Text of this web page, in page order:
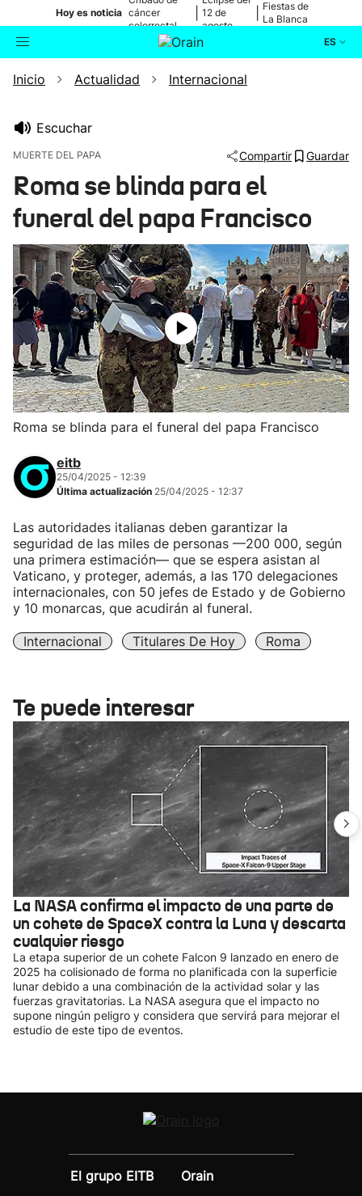
Hoy es noticia cáncer
colorrectal
12 de
agosto
Fiestas de
La Blanca
ES
Buscador Actualidad
Ikusmiran
Eguraldia
Inicio Actualidad Internacional
Escuchar
MUERTE DEL PAPA Compartir Guardar
Roma se blinda para el
funeral del papa Francisco
Roma se blinda para el funeral del papa Francisco
eitb
25/04/2025 - 12:39
Última actualización 25/04/2025 - 12:37
Las autoridades italianas deben garantizar la
seguridad de las miles de personas —200 000, según
una primera estimación— que se espera asistan al
Vaticano, y proteger, además, a las 170 delegaciones
internacionales, con 50 jefes de Estado y de Gobierno
y 10 monarcas, que acudirán al funeral.
Internacional Titulares De Hoy Roma
Te puede interesar
La NASA confirma el impacto de una parte de
un cohete de SpaceX contra la Luna y descarta
cualquier riesgo
La etapa superior de un cohete Falcon 9 lanzado en enero de
2025 ha colisionado de forma no planificada con la superficie
lunar debido a una combinación de la actividad solar y las
fuerzas gravitatorias. La NASA asegura que el impacto no
supone ningún peligro y considera que servirá para mejorar el
estudio de este tipo de eventos.
El grupo EITB
Orain